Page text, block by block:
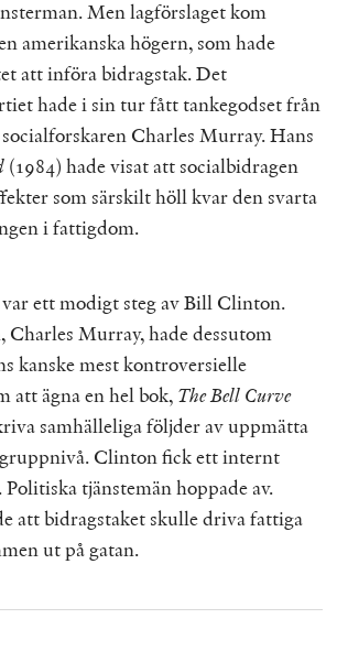
Men lagförslaget kom
amerikanska högern, som hade
att införa bidragstak. Det
hade i sin tur fått tankegodset från
Charles Murray. Hans
(1984) hade visat att socialbidragen
som särskilt höll kvar den svarta
i fattigdom.
ett modigt steg av Bill Clinton.
Charles Murray, hade dessutom
kanske mest kontroversielle
att ägna en hel bok, The Bell Curve
samhälleliga följder av uppmätta
Clinton fick ett internt
tjänstemän hoppade av.
att bidragstaket skulle driva fattiga
ut på gatan.